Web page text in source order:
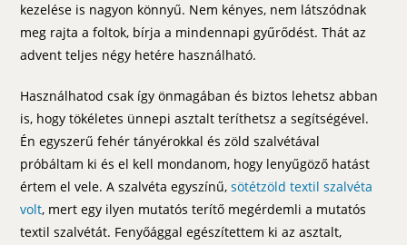
kezelése is nagyon könnyű. Nem kényes, nem látszódnak
meg rajta a foltok, bírja a mindennapi gyűrődést. Thát az
advent teljes négy hetére használható.
Használhatod csak így önmagában és biztos lehetsz abban
is, hogy tökéletes ünnepi asztalt teríthetsz a segítségével.
Én egyszerű fehér tányérokkal és zöld szalvétával
próbáltam ki és el kell mondanom, hogy lenyűgöző hatást
értem el vele. A szalvéta egyszínű, sötétzöld textil szalvéta
volt, mert egy ilyen mutatós terítő megérdemli a mutatós
textil szalvétát. Fenyőággal egészítettem ki az asztalt,